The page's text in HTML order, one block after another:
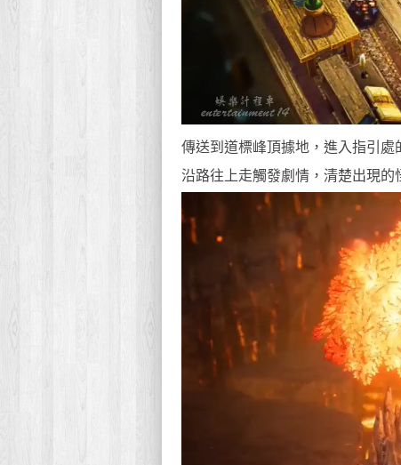
傳送到道標峰頂據地，進入指引處
沿路往上走觸發劇情，清楚出現的